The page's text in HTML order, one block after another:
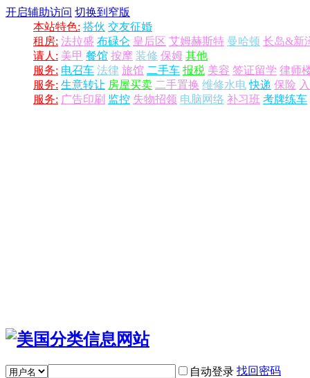
开启辅助访问 切换到窄版
本站特色: 搭伙 交友征婚
租房: 法拉盛 布碌仑 皇后区 艾姆赫斯特 曼哈顿 长岛&新
请人: 美甲 餐馆 按摩 装修 保姆 其他
服务: 电召车 法律 旅馆 二手车 报税 美容 签证留学 律师
服务: 生意转让 房屋买卖 二手置换 维修水电 快递 保险
服务: 广告印刷 监控 失物招领 电脑网络 补习班 考牌练车
自动登录 找回密码